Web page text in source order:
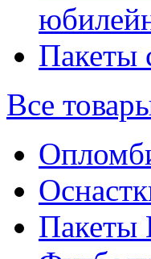
Пакеты
Все